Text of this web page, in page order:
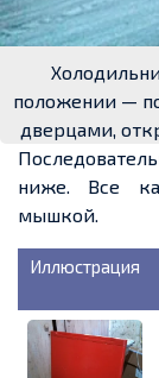
положении —
дверцами,
ниже. Все
мышкой.
Иллюстрация